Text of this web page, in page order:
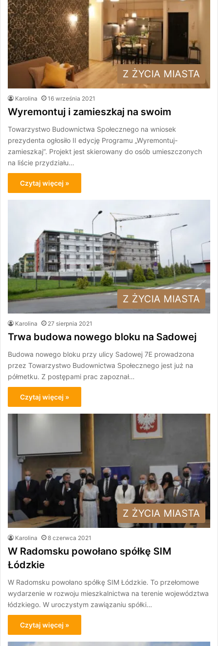
Z ŻYCIA MIASTA
Karolina 16 września 2021
Wyremontuj i zamieszkaj na swoim
Towarzystwo Budownictwa Społecznego na wniosek
prezydenta ogłosiło II edycję Programu „Wyremontuj-
zamieszkaj”. Projekt jest skierowany do osób umieszczonych
na liście przydziału…
Czytaj więcej »
Z ŻYCIA MIASTA
Karolina 27 sierpnia 2021
Trwa budowa nowego bloku na Sadowej
Budowa nowego bloku przy ulicy Sadowej 7E prowadzona
przez Towarzystwo Budownictwa Społecznego jest już na
półmetku. Z postępami prac zapoznał…
Czytaj więcej »
Z ŻYCIA MIASTA
Karolina 8 czerwca 2021
W Radomsku powołano spółkę SIM
Łódzkie
W Radomsku powołano spółkę SIM Łódzkie. To przełomowe
wydarzenie w rozwoju mieszkalnictwa na terenie województwa
łódzkiego. W uroczystym zawiązaniu spółki…
Czytaj więcej »